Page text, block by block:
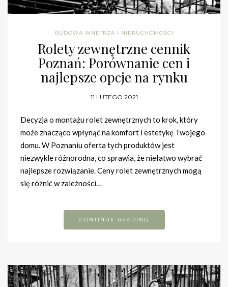
BUDOWA WNETRZA I NIERUCHOMOŚCI
Rolety zewnętrzne cennik
Poznań: Porównanie cen i
najlepsze opcje na rynku
11 LUTEGO 2021
Decyzja o montażu rolet zewnętrznych to krok, który
może znacząco wpłynąć na komfort i estetykę Twojego
domu. W Poznaniu oferta tych produktów jest
niezwykle różnorodna, co sprawia, że niełatwo wybrać
najlepsze rozwiązanie. Ceny rolet zewnętrznych mogą
się różnić w zależności…
CONTINUE READING